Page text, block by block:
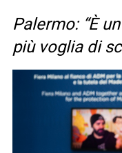
Palermo: “È
più voglia di